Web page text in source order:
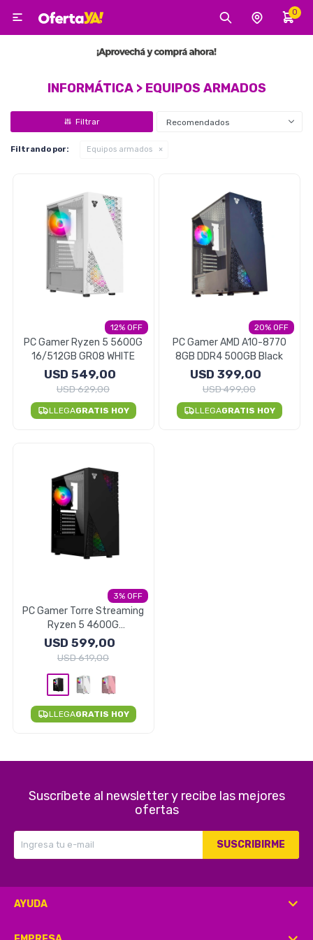
0

INFORMÁTICA > EQUIPOS ARMADOS
Recomendados
Filtrando por: Equipos armados
12
PC Gamer Ryzen 5 5600G
16/512GB GR08 WHITE
USD 549,00
USD629,00
LLEGAGRATIS HOY
20
PC Gamer AMD A10-8770
8GB DDR4 500GB Black
USD 399,00
USD499,00
LLEGAGRATIS HOY
3
PC Gamer Torre Streaming
Ryzen 5 4600G
16GB/256GB SSD - NEGRO
USD 599,00
USD619,00
LLEGAGRATIS HOY
Suscríbete al newsletter y recibe las mejores
ofertas
SUSCRIBIRME
AYUDA
MI CUENTA
Tecnología
Tv, Audio y Video
Tecnología
Gaming
Electrodomésticos
Hogar y Jardín
Deportes y Tiempo Libre
Bebés y Niños
Papelería